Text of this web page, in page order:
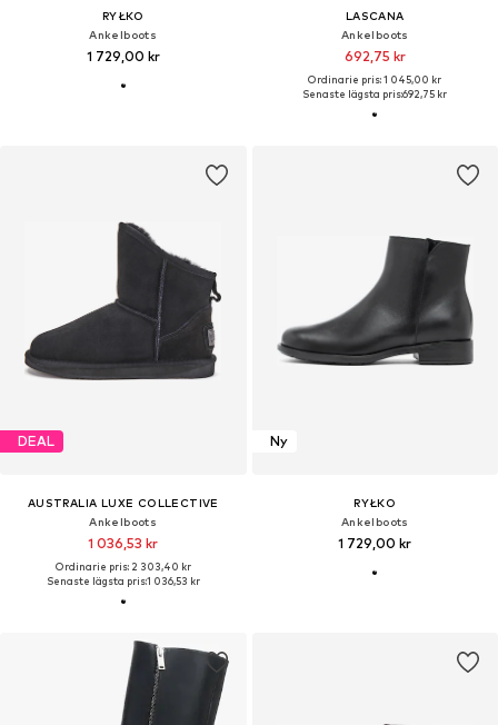
RYŁKO
Ankelboots
1 729,00 kr
LASCANA
Ankelboots
692,75 kr
Ordinarie pris: 1 045,00 kr
Senaste lägsta pris:692,75 kr
DEAL
AUSTRALIA LUXE COLLECTIVE
Ankelboots
1 036,53 kr
Ordinarie pris: 2 303,40 kr
Senaste lägsta pris:1 036,53 kr
Ny
RYŁKO
Ankelboots
1 729,00 kr